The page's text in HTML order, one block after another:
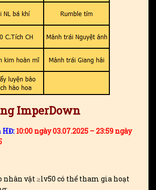
ImperDown
HĐ: 10:00 ngày 03.07.2025 – 23:59 ngày
nhân vật ≥lv50 có thể tham gia hoạt